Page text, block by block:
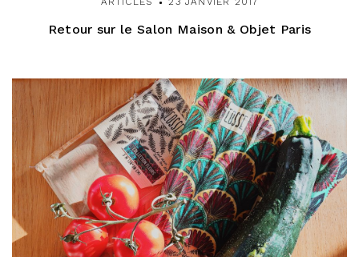
Retour sur le Salon Maison & Objet Paris